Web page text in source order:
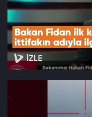
Bakan Fidan ilk
ittifakın adıyla
İZLE